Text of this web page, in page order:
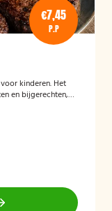
€7,45
P.P
kinderen. Het
en bijgerechten,
gelegenheid.